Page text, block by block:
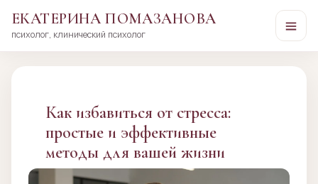
ЕКАТЕРИНА ПОМАЗАНОВА
психолог, клинический психолог
Как избавиться от стресса:
простые и эффективные
методы для вашей жизни